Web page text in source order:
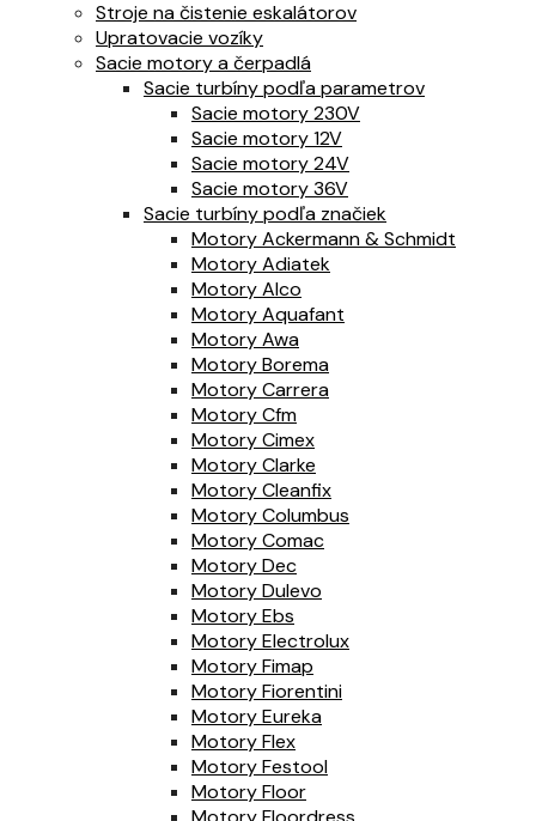
Stroje na čistenie eskalátorov
Upratovacie vozíky
Sacie motory a čerpadlá
Sacie turbíny podľa parametrov
Sacie motory 230V
Sacie motory 12V
Sacie motory 24V
Sacie motory 36V
Sacie turbíny podľa značiek
Motory Ackermann & Schmidt
Motory Adiatek
Motory Alco
Motory Aquafant
Motory Awa
Motory Borema
Motory Carrera
Motory Cfm
Motory Cimex
Motory Clarke
Motory Cleanfix
Motory Columbus
Motory Comac
Motory Dec
Motory Dulevo
Motory Ebs
Motory Electrolux
Motory Fimap
Motory Fiorentini
Motory Eureka
Motory Flex
Motory Festool
Motory Floor